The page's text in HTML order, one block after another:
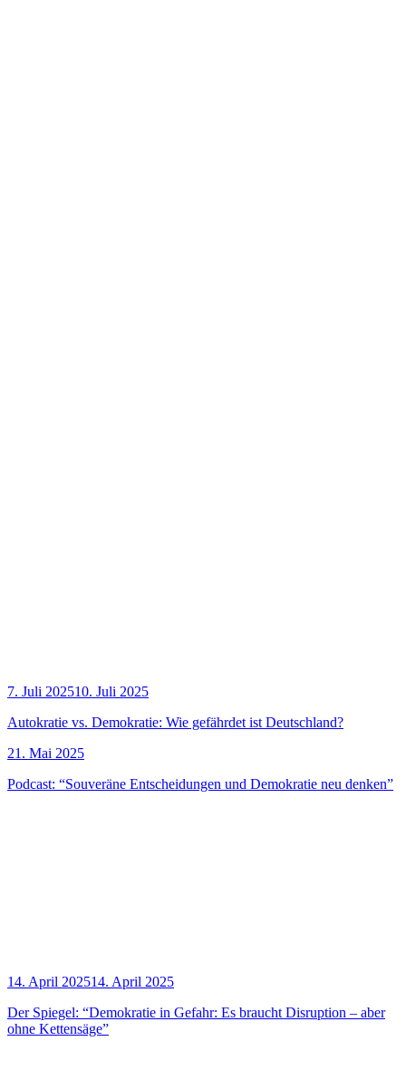
7. Juli 202510. Juli 2025
Auto­kra­tie vs. Demo­kra­tie: Wie gefähr­det ist Deutschland?
21. Mai 2025
Pod­cast: “Sou­ve­rä­ne Ent­schei­dun­gen und Demo­kra­tie neu denken”
14. April 202514. April 2025
Der Spie­gel: “Demo­kra­tie in Gefahr: Es braucht Dis­rup­ti­on – aber
ohne Kettensäge”